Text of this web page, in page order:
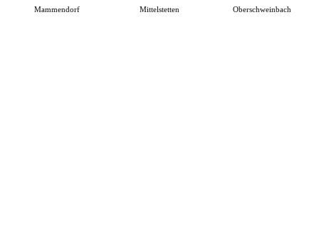
Mammendorf Mittelstetten Oberschweinbach